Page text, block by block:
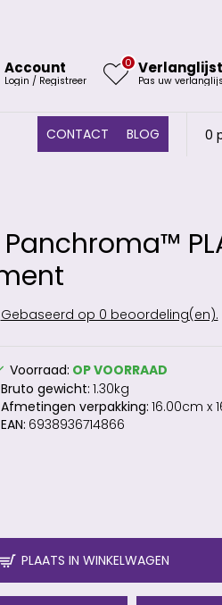
Account
Login / Registreer
Verlanglijst
Pas uw
0
CONTACT BLOG 0
Gebaseerd op 0 beoordeling(en).
Voorraad: OP VOORRAAD
Bruto gewicht: 1.30kg
Afmetingen verpakking: 16.00cm x
EAN: 6938936714866
PLAATS IN WINKELWAGEN